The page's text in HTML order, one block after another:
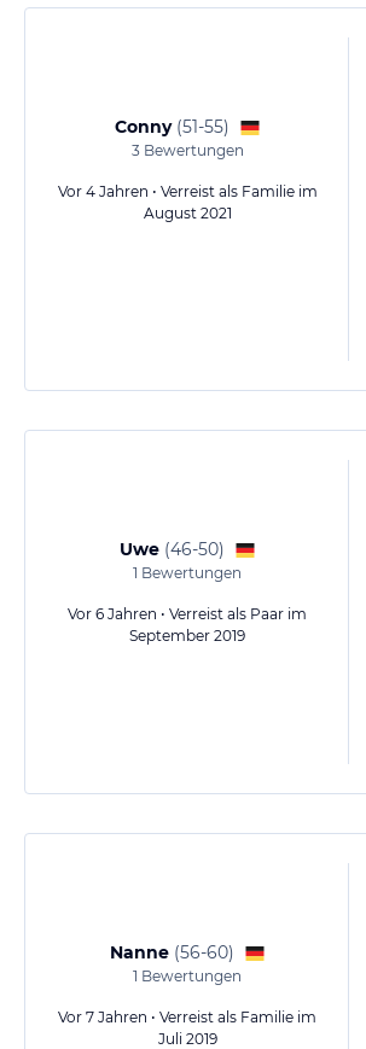
Allgemeine und unverbindliche
Gewähr und ohne Prüfung durch
Conny (51-55)
3Bewertungen
Vor 4 Jahren • Verreist als Familie im
August 2021
Uwe (46-50)
1 Bewertungen
Vor 6 Jahren • Verreist als Paar im
September 2019
Nanne (56-60)
1 Bewertungen
Vor 7 Jahren • Verreist als Familie im
Juli 2019